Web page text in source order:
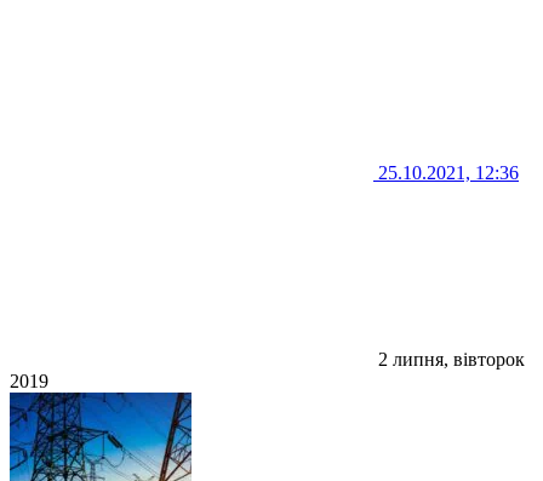
25.10.2021, 12:36
2 липня, вівторок
2019